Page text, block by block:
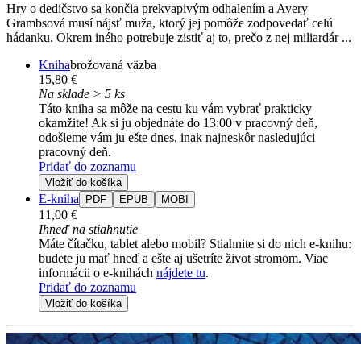
Hry o dedičstvo sa končia prekvapivým odhalením a Avery
Grambsová musí nájsť muža, ktorý jej pomôže zodpovedať celú
hádanku. Okrem iného potrebuje zistiť aj to, prečo z nej miliardár ...
Knihabrožovaná väzba
15,80 €
Na sklade > 5 ks
Táto kniha sa môže na cestu ku vám vybrať prakticky
okamžite! Ak si ju objednáte do 13:00 v pracovný deň,
odošleme vám ju ešte dnes, inak najneskôr nasledujúci
pracovný deň.
Pridať do zoznamu
Vložiť do košíka
E-kniha PDF EPUB MOBI
11,00 €
Ihneď na stiahnutie
Máte čítačku, tablet alebo mobil? Stiahnite si do nich e-knihu:
budete ju mať hneď a ešte aj ušetríte život stromom. Viac
informácii o e-knihách nájdete tu.
Pridať do zoznamu
Vložiť do košíka